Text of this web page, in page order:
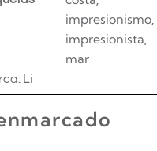
impresionismo
impresionista
mar
Li